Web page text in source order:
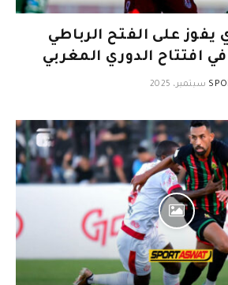
يفوز على الفتح الرباطي
افتتاح الدوري المغربي